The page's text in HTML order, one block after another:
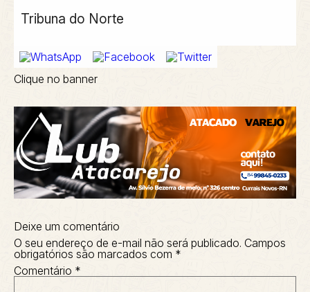
Tribuna do Norte
Clique no banner
Deixe um comentário
O seu endereço de e-mail não será publicado. Campos
obrigatórios são marcados com *
Comentário *